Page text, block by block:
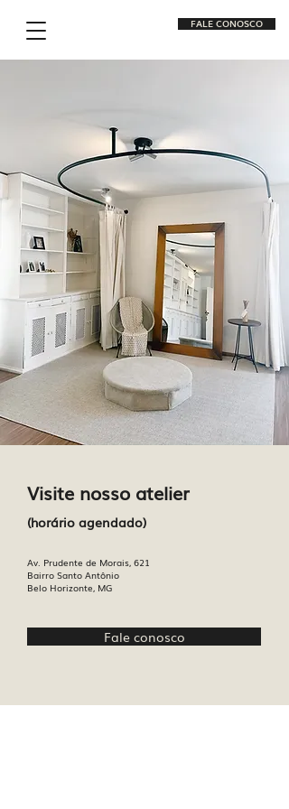
FALE CONOSCO
Visite nosso atelier
(horário agendado)
Av. Prudente de Morais, 621
Bairro Santo Antônio
Belo Horizonte, MG
Fale conosco